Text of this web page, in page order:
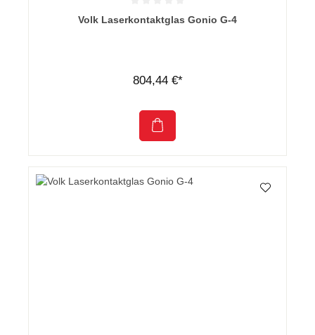
Durchschnittliche Bewertung von 0 von 5 Sternen
Volk Laserkontaktglas Gonio G-4
804,44 €*